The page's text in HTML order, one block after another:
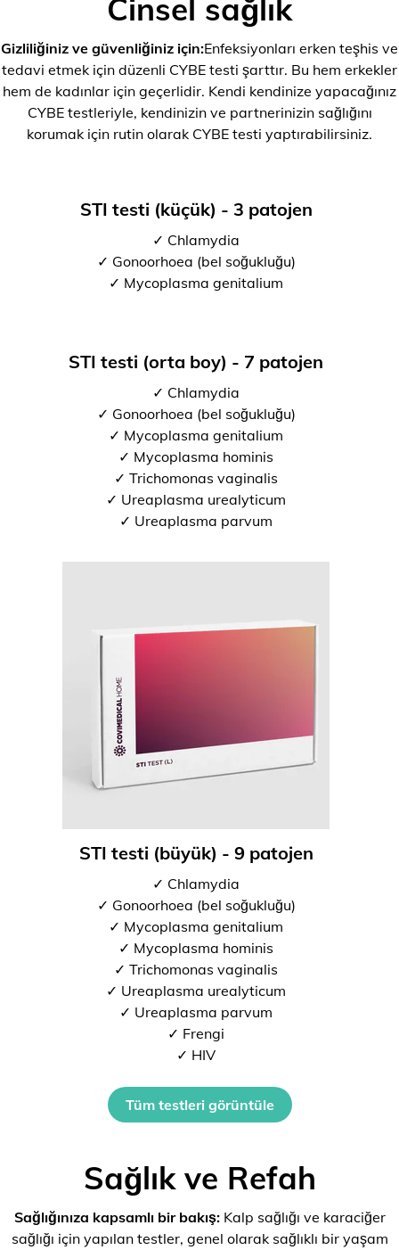
Cinsel sağlık
Gizliliğiniz ve güvenliğiniz için:Enfeksiyonları erken teşhis ve
tedavi etmek için düzenli CYBE testi şarttır. Bu hem erkekler
hem de kadınlar için geçerlidir. Kendi kendinize yapacağınız
CYBE testleriyle, kendinizin ve partnerinizin sağlığını
korumak için rutin olarak CYBE testi yaptırabilirsiniz.
STI testi (küçük) - 3 patojen
✓ Chlamydia
✓ Gonoorhoea (bel soğukluğu)
✓ Mycoplasma genitalium
STI testi (orta boy) - 7 patojen
✓ Chlamydia
✓ Gonoorhoea (bel soğukluğu)
✓ Mycoplasma genitalium
✓ Mycoplasma hominis
✓ Trichomonas vaginalis
✓ Ureaplasma urealyticum
✓ Ureaplasma parvum
STI testi (büyük) - 9 patojen
✓ Chlamydia
✓ Gonoorhoea (bel soğukluğu)
✓ Mycoplasma genitalium
✓ Mycoplasma hominis
✓ Trichomonas vaginalis
✓ Ureaplasma urealyticum
✓ Ureaplasma parvum
✓ Frengi
✓ HIV
Tüm testleri görüntüle
Sağlık ve Refah
Sağlığınıza kapsamlı bir bakış:Kalp sağlığı ve karaciğer
sağlığı için yapılan testler, genel olarak sağlıklı bir yaşam